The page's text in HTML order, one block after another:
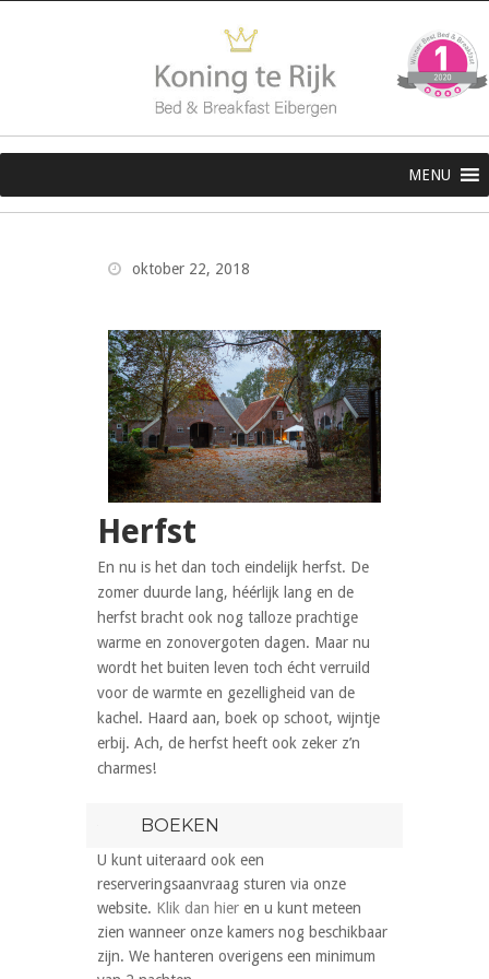
MENU
oktober 22, 2018
Herfst
En nu is het dan toch eindelijk herfst. De
zomer duurde lang, héérlijk lang en de
herfst bracht ook nog talloze prachtige
warme en zonovergoten dagen. Maar nu
wordt het buiten leven toch écht verruild
voor de warmte en gezelligheid van de
kachel. Haard aan, boek op schoot, wijntje
erbij. Ach, de herfst heeft ook zeker z’n
charmes!
BOEKEN
U kunt uiteraard ook een
reserveringsaanvraag sturen via onze
website. Klik dan hier en u kunt meteen
zien wanneer onze kamers nog beschikbaar
zijn. We hanteren overigens een minimum